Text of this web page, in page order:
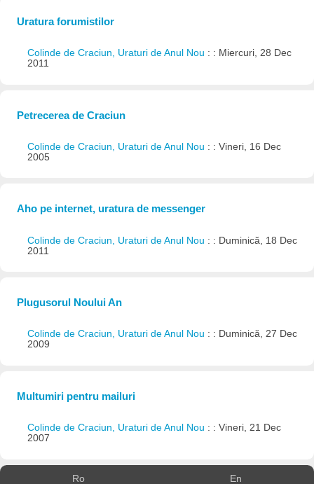
Uratura forumistilor
Colinde de Craciun, Uraturi de Anul Nou : : Miercuri, 28 Dec
2011
Petrecerea de Craciun
Colinde de Craciun, Uraturi de Anul Nou : : Vineri, 16 Dec
2005
Aho pe internet, uratura de messenger
Colinde de Craciun, Uraturi de Anul Nou : : Duminică, 18 Dec
2011
Plugusorul Noului An
Colinde de Craciun, Uraturi de Anul Nou : : Duminică, 27 Dec
2009
Multumiri pentru mailuri
Colinde de Craciun, Uraturi de Anul Nou : : Vineri, 21 Dec
2007
Ro En